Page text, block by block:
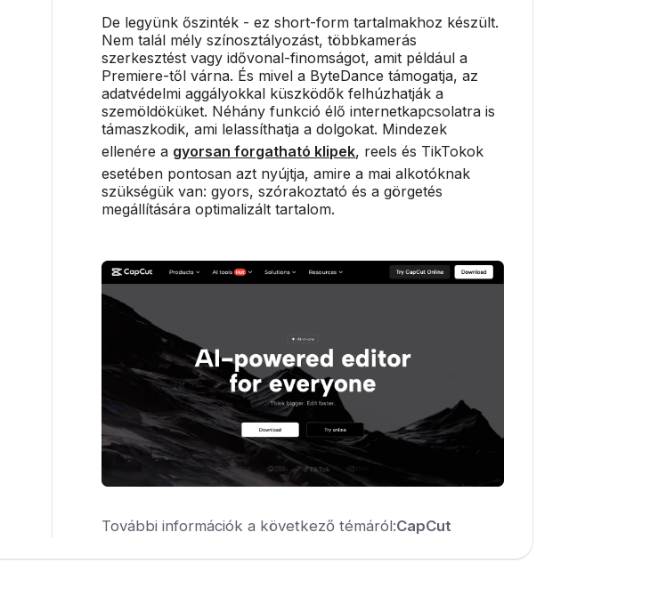
De legyünk őszinték - ez short-form tartalmakhoz készült.
Nem talál mély színosztályozást, többkamerás
szerkesztést vagy idővonal-finomságot, amit például a
Premiere-től várna. És mivel a ByteDance támogatja, az
adatvédelmi aggályokkal küszködők felhúzhatják a
szemöldöküket. Néhány funkció élő internetkapcsolatra is
támaszkodik, ami lelassíthatja a dolgokat. Mindezek
ellenére a gyorsan forgatható klipek, reels és TikTokok
esetében pontosan azt nyújtja, amire a mai alkotóknak
szükségük van: gyors, szórakoztató és a görgetés
megállítására optimalizált tartalom.
További információk a következő témáról:CapCut